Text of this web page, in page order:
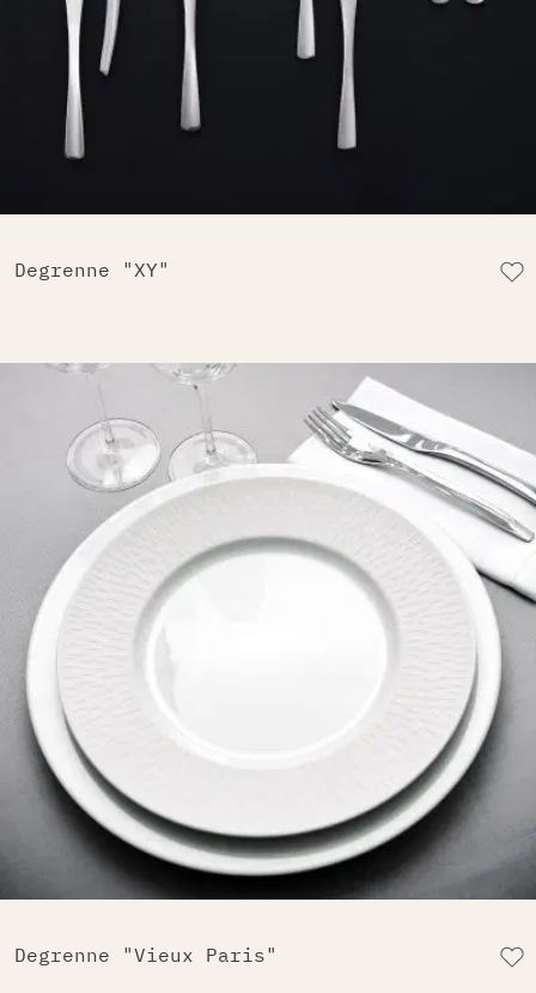
Degrenne "XY"
Degrenne "Vieux Paris"